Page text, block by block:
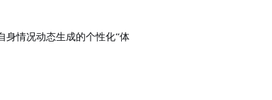
身情况动态生成的个性化“体